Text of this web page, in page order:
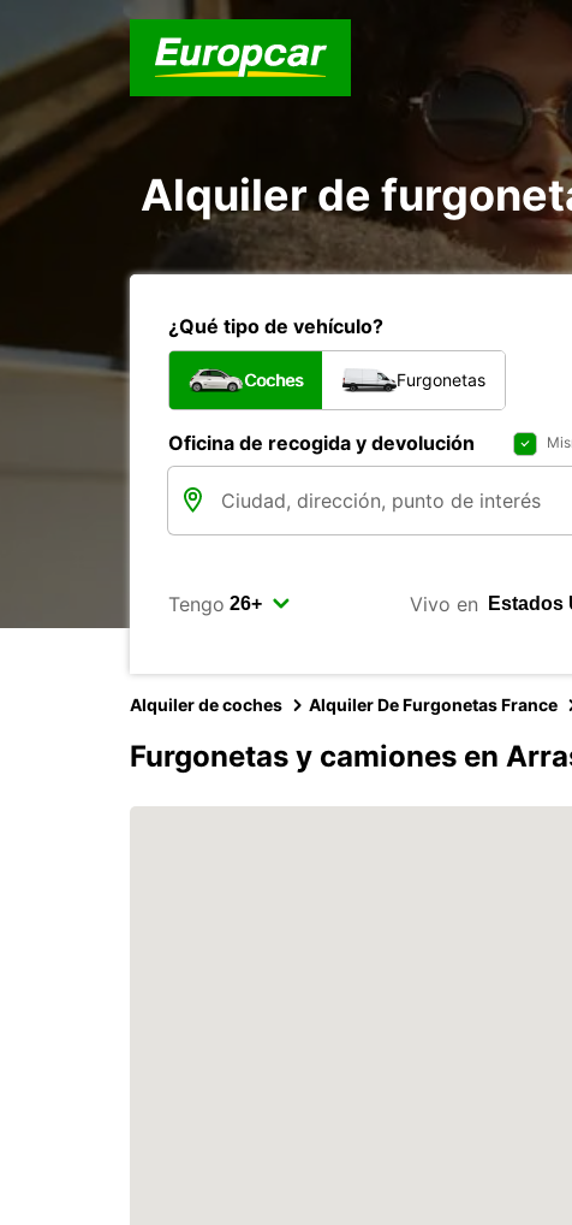
Alquiler de
¿Qué tipo de vehículo?
Coches Furgonetas
Oficina de recogida y devolución
Tengo Vivo en
Alquiler de coches Alquiler De Furgonetas France
Furgonetas y camiones en